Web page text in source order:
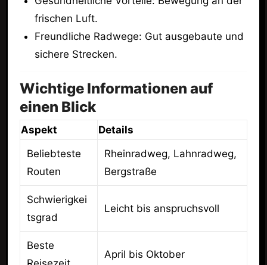
frischen Luft.
Freundliche Radwege: Gut ausgebaute und
sichere Strecken.
Wichtige Informationen auf
einen Blick
Aspekt
Details
Beliebteste
Routen
Rheinradweg, Lahnradweg,
Bergstraße
Schwierigkei
tsgrad
Leicht bis anspruchsvoll
Beste
April bis Oktober